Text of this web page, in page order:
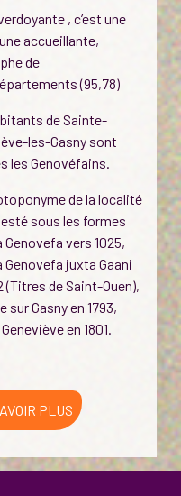
, c’est une
accueillante,
de
(95,78)
de Sainte-
les-Gasny sont
les Genovéfains.
de la localité
sous les formes
Genovefa vers 1025,
Genovefa juxta Gaani
(Titres de Saint-Ouen),
sur Gasny en 1793,
en 1801.
PLUS